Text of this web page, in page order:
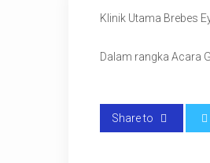
Klinik Utama Brebes
Dalam rangka Acara
Share to